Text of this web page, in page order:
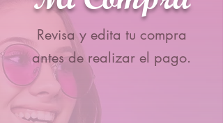
Revisa y edita tu compra
antes de realizar el pago.